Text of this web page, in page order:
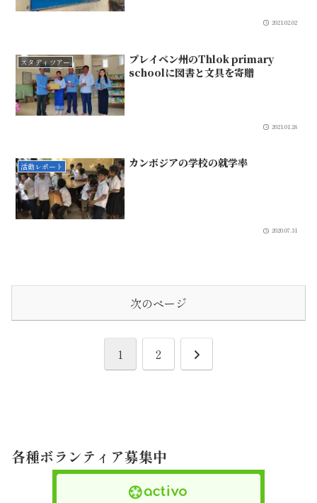
2021.02.02
スタディツアー
プレイベン州のThlok primary
schoolに図書と文具を寄贈
2021.01.28
活動レポート カンボジアの学校の就学率
2020.07.31
次のページ
1 2
次
各種ボランティア募集中